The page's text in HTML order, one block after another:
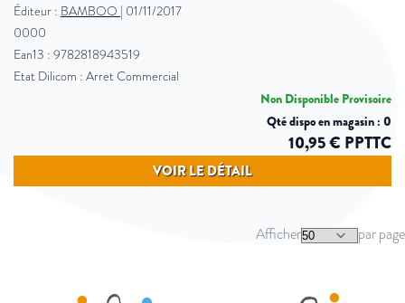
Éditeur : BAMBOO | 01/11/2017
0000
Ean13 : 9782818943519
Etat Dilicom : Arret Commercial
Non Disponible Provisoire
Qté dispo en magasin : 0
10,95 € PPTTC
VOIR LE DÉTAIL
Afficher par page